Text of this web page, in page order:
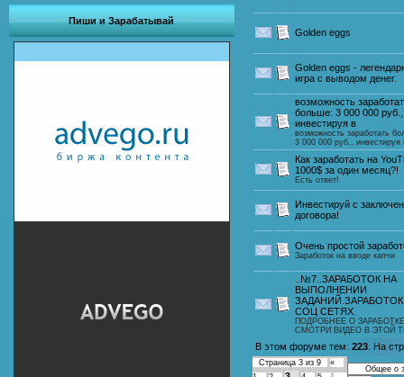
Пиши и Зарабатывай
Golden eggs
Golden eggs -
игра с выводом денег.
возможность
больше: 3 000 000 руб.,
инвестируя в
возможность заработать
3 000 000 руб., инвестируя
Как заработать на
1000$ за один месяц?!
Есть ответ!
Инвестируй с
договора!
Очень простой
Заработок на вводе капчи
..№7..ЗАРАБОТОК НА
ВЫПОЛНЕНИИ
ЗАДАНИЙ.ЗАРАБОТОК
СОЦ СЕТЯХ.
ПОДРОБНЕЕ О
СМОТРИ ВИДЕО В ЭТОЙ
В этом форуме тем: 223 . На
Страница 3 из 9
«